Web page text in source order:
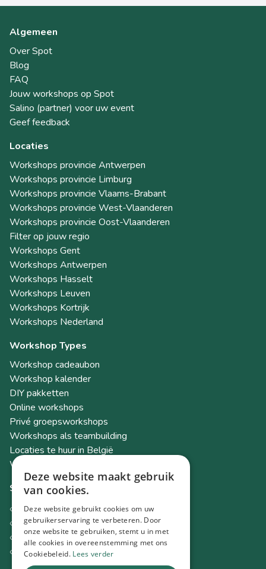
Algemeen
Over Spot
Blog
FAQ
Jouw workshops op Spot
Salino (partner) voor uw event
Geef feedback
Locaties
Workshops provincie Antwerpen
Workshops provincie Limburg
Workshops provincie Vlaams-Brabant
Workshops provincie West-Vlaanderen
Workshops provincie Oost-Vlaanderen
Filter op jouw regio
Workshops Gent
Workshops Antwerpen
Workshops Hasselt
Workshops Leuven
Workshops Kortrijk
Workshops Nederland
Workshop Types
Workshop cadeaubon
Workshop kalender
DIY pakketten
Online workshops
Privé groepsworkshops
Workshops als teambuilding
Locaties te huur in België
Workshop Academy
Socials
Instagram
Facebook
TikTok
LinkedIn
Deze website maakt gebruik
van cookies.
Deze website gebruikt cookies om uw
gebruikerservaring te verbeteren. Door
onze website te gebruiken, stemt u in met
alle cookies in overeenstemming met ons
Cookiebeleid. Lees verder